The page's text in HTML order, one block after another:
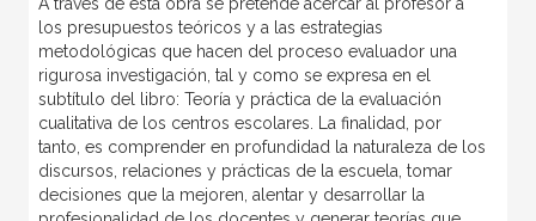
los presupuestos teóricos y a las estrategias
metodológicas que hacen del proceso evaluador una
rigurosa investigación, tal y como se expresa en el
subtítulo del libro: Teoría y práctica de la evaluación
cualitativa de los centros escolares. La finalidad, por
tanto, es comprender en profundidad la naturaleza de los
discursos, relaciones y prácticas de la escuela, tomar
decisiones que la mejoren, alentar y desarrollar la